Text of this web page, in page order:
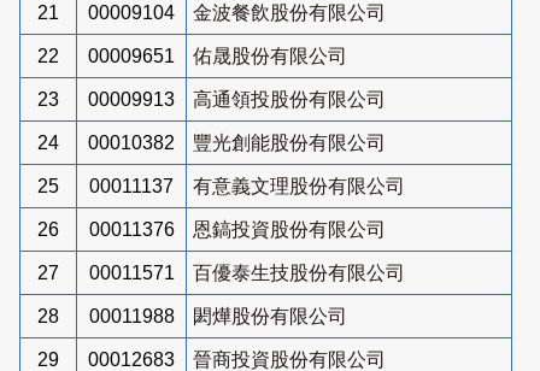
21 00009104 金波餐飲股份有限公司
22 00009651 佑晟股份有限公司
23 00009913 高通領投股份有限公司
24 00010382 豐光創能股份有限公司
25 00011137 有意義文理股份有限公司
26 00011376 恩鎬投資股份有限公司
27 00011571 百優泰生技股份有限公司
28 00011988 閎燁股份有限公司
29 00012683 晉商投資股份有限公司